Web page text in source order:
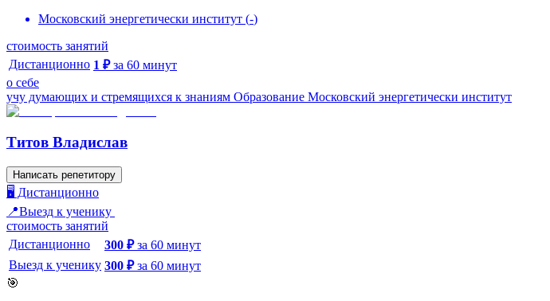
Московский энергетически институт (-)
стоимость занятий
Дистанционно 1 ₽ за 60 минут
о себе
учу думающих и стремящихся к знаниям Образование Московский энергетически институт
Титов Владислав
Написать репетитору
🖥️ Дистанционно
📍Выезд к ученику
стоимость занятий
Дистанционно
300 ₽ за 60 минут
Выезд к ученику 300 ₽ за 60 минут
🎯